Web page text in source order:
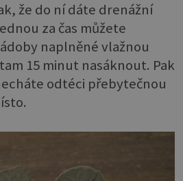
že do ní dáte drenážní
za čas můžete
naplněné vlažnou
15 minut nasáknout. Pak
odtéci přebytečnou